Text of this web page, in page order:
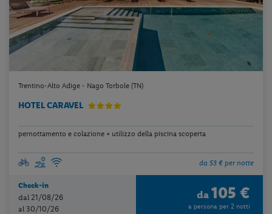
Trentino-Alto Adige - Nago Torbole (TN)
HOTEL CARAVEL
pernottamento e colazione + utilizzo della piscina scoperta
da 53 € per notte
Check-in
dal 21/08/26
al 30/10/26
da 105 €
a persona per 2 notti